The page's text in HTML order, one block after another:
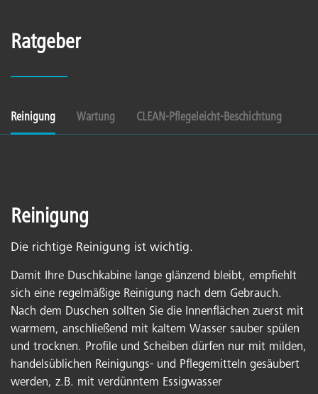
Ratgeber
Reinigung Wartung CLEAN-Pflegeleicht-Beschichtung
Reinigung
Die richtige Reinigung ist wichtig.
Damit Ihre Duschkabine lange glänzend bleibt, empfiehlt
sich eine regelmäßige Reinigung nach dem Gebrauch.
Nach dem Duschen sollten Sie die Innenflächen zuerst mit
warmem, anschließend mit kaltem Wasser sauber spülen
und trocknen. Profile und Scheiben dürfen nur mit milden,
handelsüblichen Reinigungs- und Pflegemitteln gesäubert
werden, z.B. mit verdünntem Essigwasser